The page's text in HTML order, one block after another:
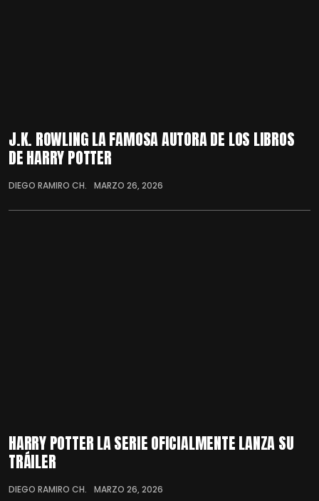
J.K. ROWLING LA FAMOSA AUTORA DE LOS LIBROS
DE HARRY POTTER
DIEGO RAMIRO CH. MARZO 26, 2026
HARRY POTTER LA SERIE OFICIALMENTE LANZA SU
TRÁILER
DIEGO RAMIRO CH. MARZO 26, 2026